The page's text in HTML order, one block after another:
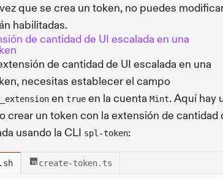
que se crea un token, no puedes
habilitadas.
de cantidad de UI escalada en una
de cantidad de UI escalada en una
necesitas establecer el campo
en true en la cuenta Mint. Aquí hay
crear un token con la extensión de cantidad
usando la CLI spl-token:
create-token.ts